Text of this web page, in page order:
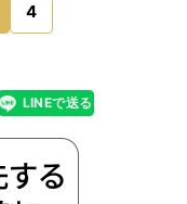
4
LINEで送る